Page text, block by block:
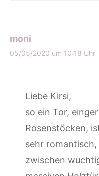
moni
05/05/2020 um 10:18 Uhr
Liebe Kirsi,
so ein Tor,
Rosenstöcken,
sehr
zwischen